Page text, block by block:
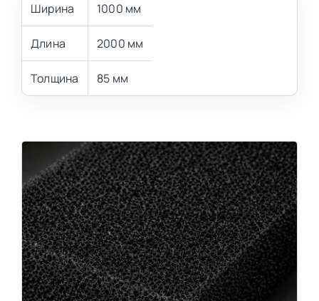
Ширина 1000 мм
Длина 2000 мм
Толщина 85 мм